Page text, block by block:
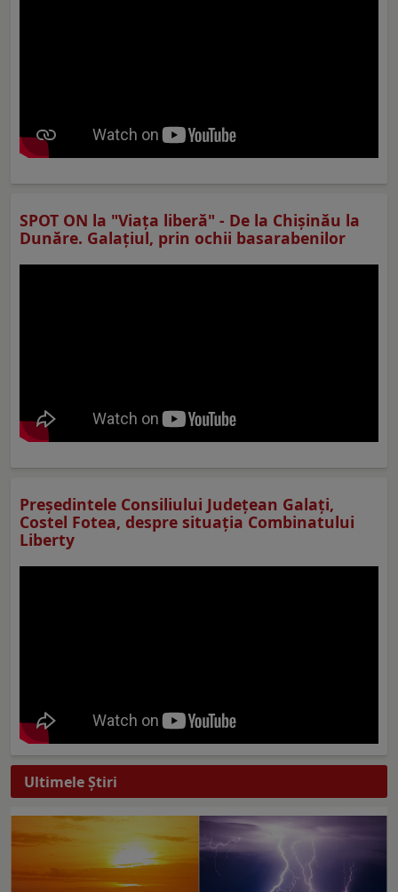
SPOT ON la "Viaţa liberă" - De la Chișinău la
Dunăre. Galațiul, prin ochii basarabenilor
Preşedintele Consiliului Judeţean Galaţi,
Costel Fotea, despre situaţia Combinatului
Liberty
Ultimele Ştiri